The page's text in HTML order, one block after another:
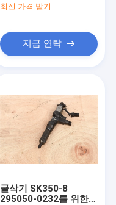
최신 가격 받기
지금 연락
굴삭기 SK350-8
295050-0232를 위한